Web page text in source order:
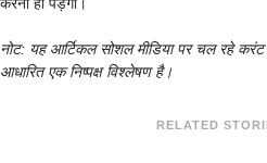
नोट: यह आर्टिकल सोशल मीडिया पर चल रहे
आधारित एक निष्पक्ष विश्लेषण है।
RELATED